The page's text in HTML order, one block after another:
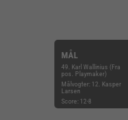
MÅL
49. Karl Wallinius (Fra
pos. Playmaker)
Målvogter: 12. Kasper
Larsen
Score: 12-8